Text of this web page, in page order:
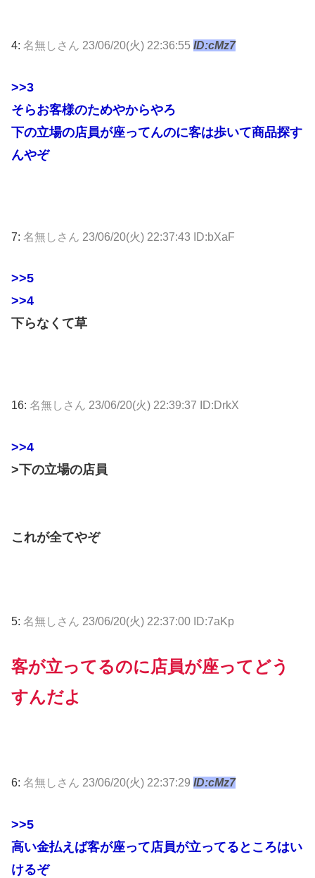
4: 名無しさん 23/06/20(火) 22:36:55 ID:cMz7
>>3
そらお客様のためやからやろ
下の立場の店員が座ってんのに客は歩いて商品探す
んやぞ
7: 名無しさん 23/06/20(火) 22:37:43 ID:bXaF
>>5
>>4
下らなくて草
16: 名無しさん 23/06/20(火) 22:39:37 ID:DrkX
>>4
>下の立場の店員
これが全てやぞ
5: 名無しさん 23/06/20(火) 22:37:00 ID:7aKp
客が立ってるのに店員が座ってどう
すんだよ
6: 名無しさん 23/06/20(火) 22:37:29 ID:cMz7
>>5
高い金払えば客が座って店員が立ってるところはい
けるぞ